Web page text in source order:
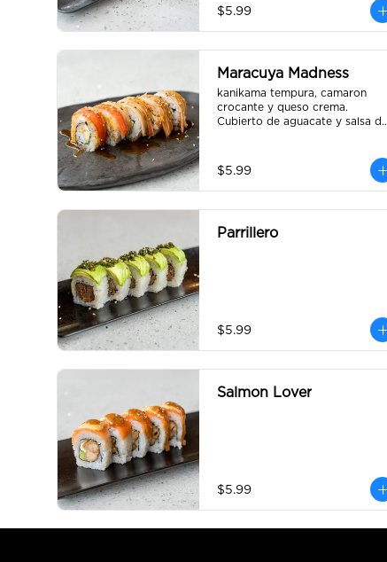
$5.99
Maracuya Madness
kanikama tempura, camaron
crocante y queso crema.
Cubierto de aguacate y salsa de
$5.99
Parrillero
$5.99
Salmon Lover
$5.99